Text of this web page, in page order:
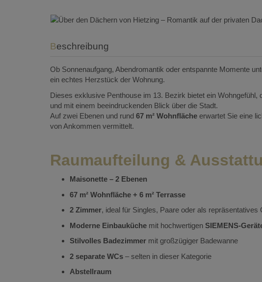
Beschreibung
Ob Sonnenaufgang, Abendromantik oder entspannte Momente
ein echtes Herzstück der Wohnung.
Dieses exklusive Penthouse im 13. Bezirk bietet ein Wohngefühl,
und mit einem beeindruckenden Blick über die Stadt.
Auf zwei Ebenen und rund 67 m² Wohnfläche erwartet Sie eine
von Ankommen vermittelt.
Raumaufteilung &
Maisonette – 2 Ebenen
67 m² Wohnfläche + 6 m² Terrasse
2 Zimmer, ideal für Singles, Paare oder als repräsentatives
Moderne Einbauküche mit hochwertigen SIEMENS-
Stilvolles Badezimmer mit großzügiger Badewanne
2 separate WCs – selten in dieser Kategorie
Abstellraum